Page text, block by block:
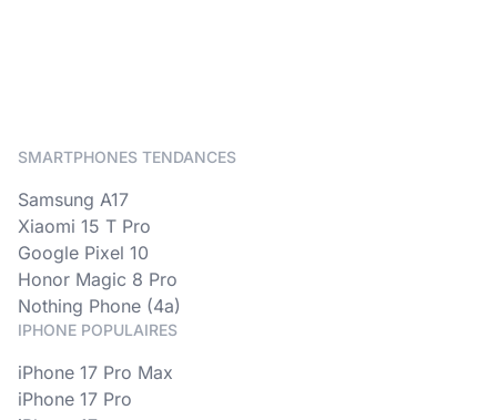
SMARTPHONES TENDANCES
Samsung A17
Xiaomi 15 T Pro
Google Pixel 10
Honor Magic 8 Pro
Nothing Phone (4a)
IPHONE POPULAIRES
iPhone 17 Pro Max
iPhone 17 Pro